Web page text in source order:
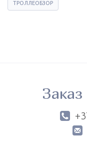
ТРОЛЛЕОБЗОР